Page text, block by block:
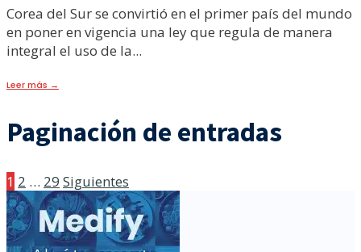
Corea del Sur se convirtió en el primer país del mundo
en poner en vigencia una ley que regula de manera
integral el uso de la...
Leer más →
Paginación de entradas
1 2 … 29 Siguientes